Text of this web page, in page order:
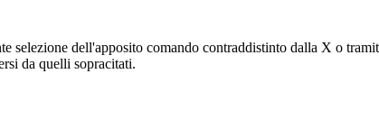
selezione dell'apposito comando contraddistinto dalla X o
da quelli sopracitati.